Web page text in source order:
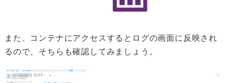
また、コンテナにアクセスするとログの画面に反映され
るので、そちらも確認してみましょう。